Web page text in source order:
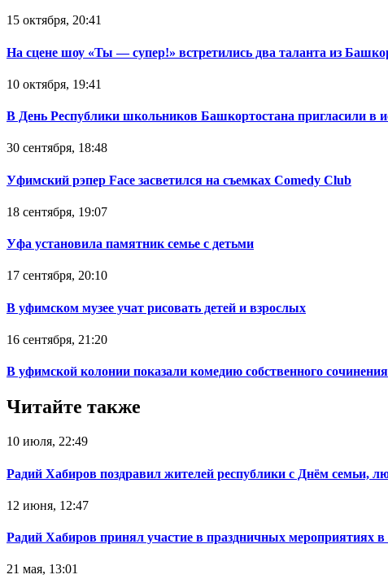
15 октября, 20:41
На сцене шоу «Ты — супер!» встретились два таланта из
10 октября, 19:41
В День Республики школьников Башкортостана пригласили в
30 сентября, 18:48
Уфимский рэпер Face засветился на съемках Comedy Club
18 сентября, 19:07
Уфа установила памятник семье с детьми
17 сентября, 20:10
В уфимском музее учат рисовать детей и взрослых
16 сентября, 21:20
В уфимской колонии показали комедию собственного сочинения
Читайте также
10 июля, 22:49
Радий Хабиров поздравил жителей республики с Днём семьи,
12 июня, 12:47
Радий Хабиров принял участие в праздничных мероприятиях
21 мая, 13:01